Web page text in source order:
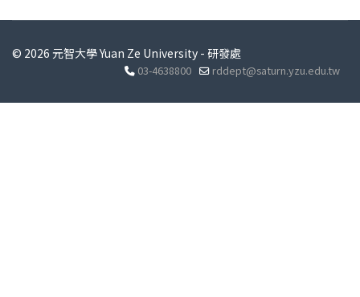
© 2026 元智大學 Yuan Ze University - 研發處
03-4638800 rddept@saturn.yzu.edu.tw